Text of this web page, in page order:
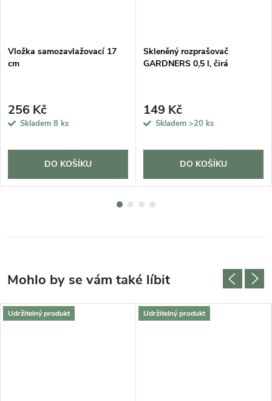
Vložka samozavlažovací 17
cm
256 Kč
Skladem 8 ks
DO KOŠÍKU
Skleněný rozprašovač
GARDNERS 0,5 l, čirá
149 Kč
Skladem >20 ks
DO KOŠÍKU
Udržitelný produkt Udržitelný produkt